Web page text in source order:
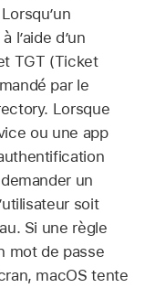
l’aide d’un
TGT (Ticket
par le
Lorsque
ou une app
un
soit
Si une règle
mot de passe
macOS tente